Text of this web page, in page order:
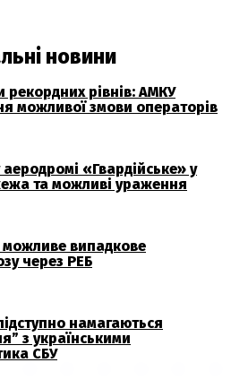
новини
рекордних рівнів: АМКУ
можливої змови операторів
«Гвардійське» у
та можливі ураження
можливе випадкове
через РЕБ
намагаються
з українськими
СБУ